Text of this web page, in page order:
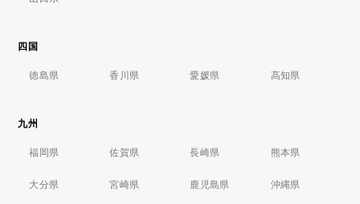
四国
徳島県 香川県 愛媛県 高知県
九州
福岡県 佐賀県 長崎県 熊本県
大分県 宮崎県 鹿児島県 沖縄県